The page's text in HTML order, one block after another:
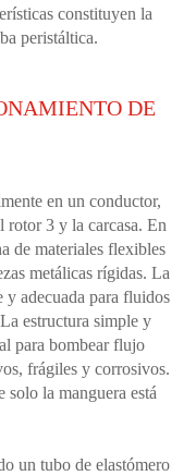
constituyen la
peristáltica.
DE
en un conductor,
rotor 3 y la carcasa. En
de materiales flexibles
metálicas rígidas. La
y adecuada para fluidos
estructura simple y
para bombear flujo
frágiles y corrosivos.
solo la manguera está
un tubo de elastómero